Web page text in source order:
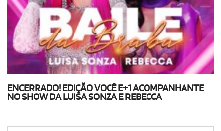
ENCERRADO! EDIÇÃO VOCÊ E+1 ACOMPANHANTE
NO SHOW DA LUISA SONZA E REBECCA